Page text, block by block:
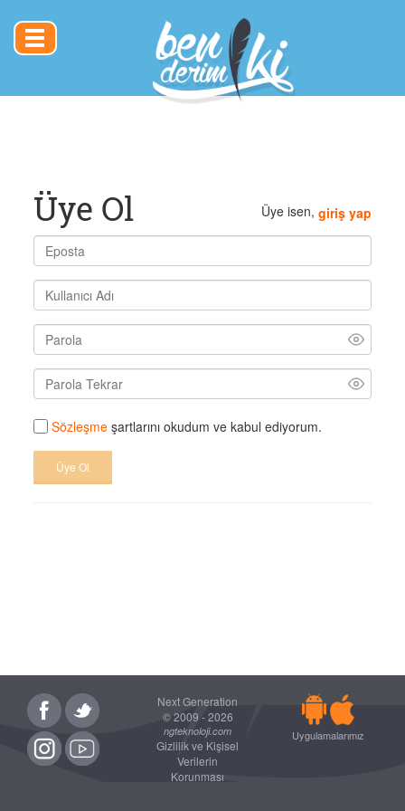
Toggle
navigation
Üye isen, giriş yap
Üye Ol
Sözleşme şartlarını okudum ve kabul ediyorum.
Üye Ol
Next Generation
© 2009 - 2026
ngteknoloji.com
Gizlilik ve Kişisel
Verilerin
Korunması
Uygulamalarımız